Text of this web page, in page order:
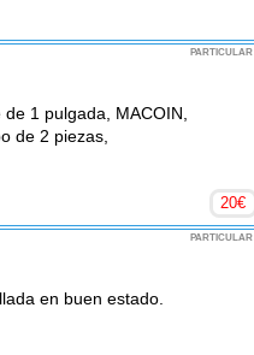
PARTICULAR
1 pulgada, MACOIN,
de 2 piezas,
20€
PARTICULAR
en buen estado.